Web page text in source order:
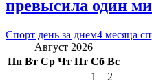
превысила один
Спорт день за днем4 месяца
Август 2026
Пн Вт Ср Чт Пт Сб Вс
1
2